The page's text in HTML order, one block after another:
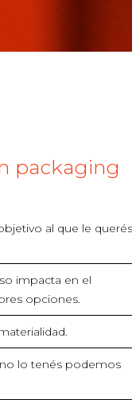
packaging
al que le
impacta en el
opciones.
lo tenés podemos